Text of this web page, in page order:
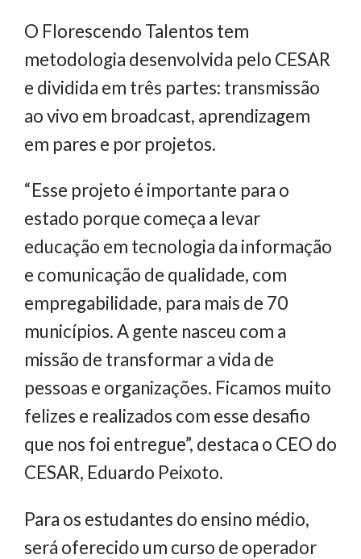
O Florescendo Talentos tem
metodologia desenvolvida pelo CESAR
e dividida em três partes: transmissão
ao vivo em broadcast, aprendizagem
em pares e por projetos.
“Esse projeto é importante para o
estado porque começa a levar
educação em tecnologia da informação
e comunicação de qualidade, com
empregabilidade, para mais de 70
municípios. A gente nasceu com a
missão de transformar a vida de
pessoas e organizações. Ficamos muito
felizes e realizados com esse desafio
que nos foi entregue”, destaca o CEO do
CESAR, Eduardo Peixoto.
Para os estudantes do ensino médio,
será oferecido um curso de operador